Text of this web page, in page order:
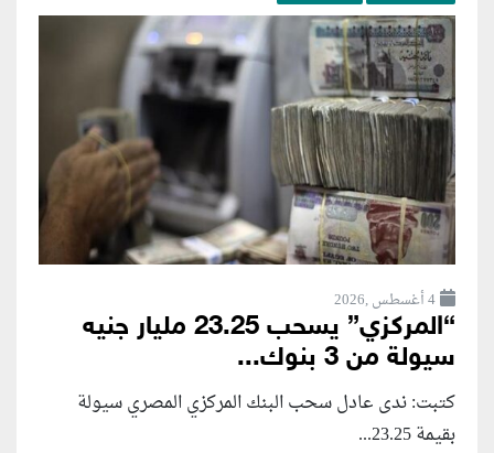
4 أغسطس ,2026
“المركزي” يسحب 23.25 مليار جنيه
سيولة من 3 بنوك...
كتبت: ندى عادل سحب البنك المركزي المصري سيولة
بقيمة 23.25...